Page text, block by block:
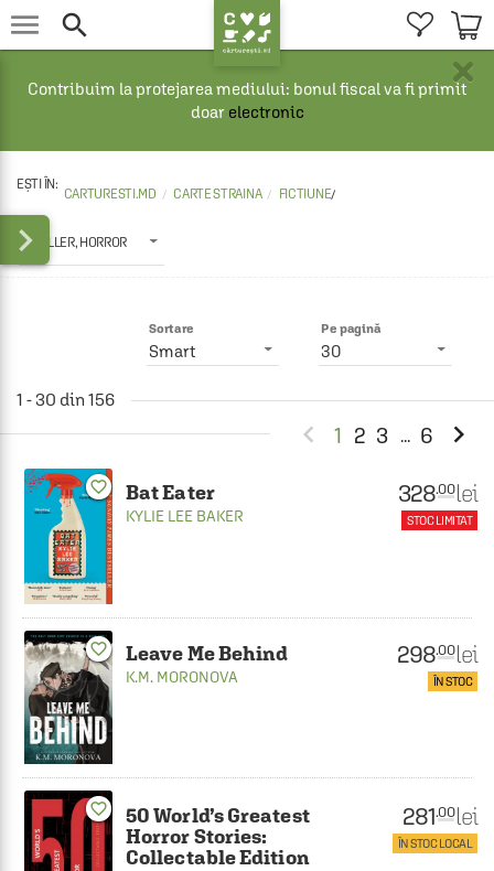
 
×
Contribuim la protejarea mediului: bonul fiscal va fi primit
doar electronic
CARTURESTI.MD CARTE STRAINA FICTIUNE/
THRILLER, HORROR

Pe pagină
30
Sortare
Smart
1 - 30 din 156
 1 2 3 ... 6 
favorite_border Bat Eater
KYLIE LEE BAKER
328.00 lei
STOC LIMITAT
favorite_border Leave Me Behind
K.M. MORONOVA
298.00 lei
ÎN STOC
favorite_border
50 World’s Greatest
Horror Stories:
Collectable Edition
281.00 lei
ÎN STOC LOCAL